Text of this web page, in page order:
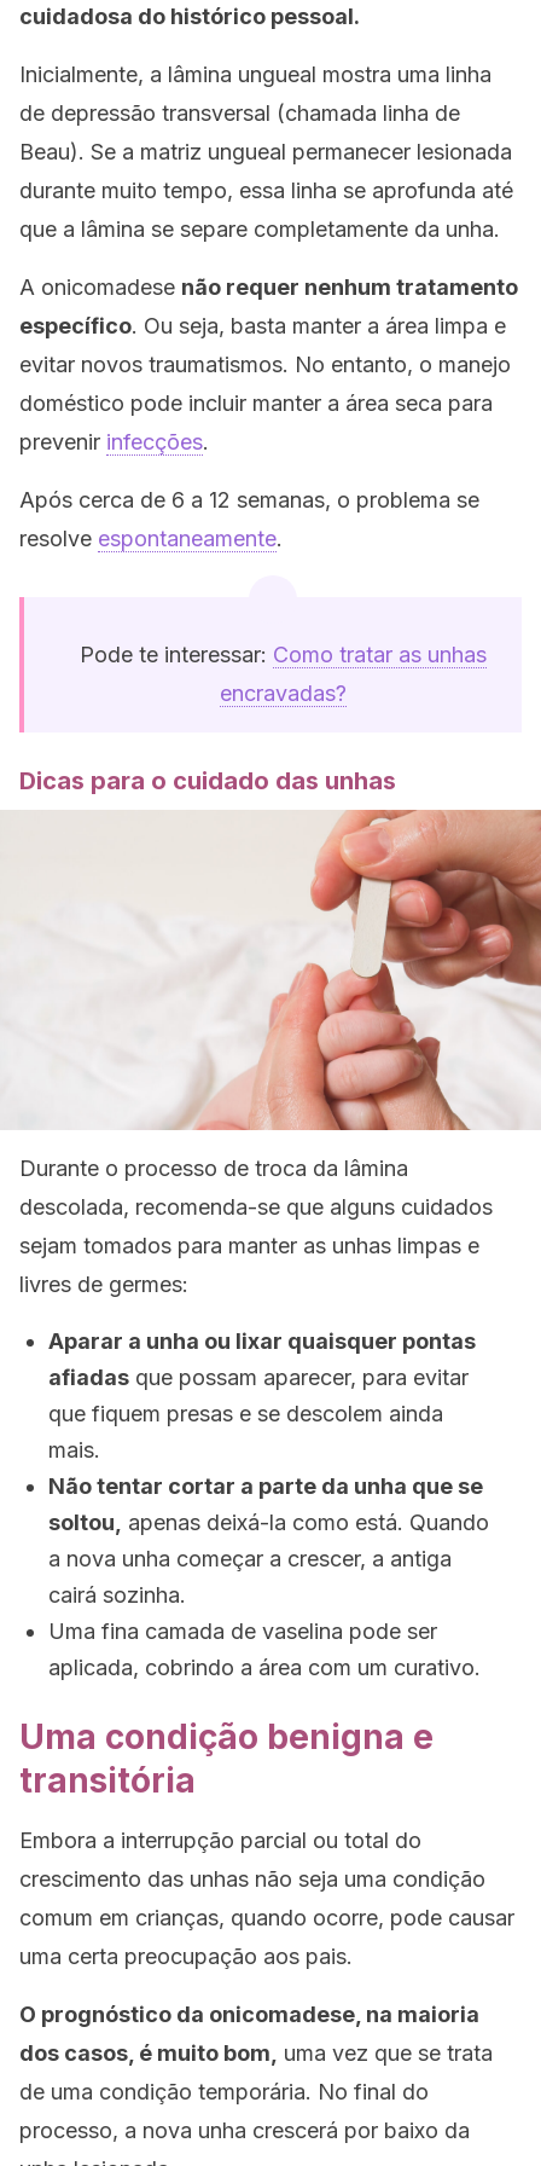
cuidadosa do histórico pessoal.
Inicialmente, a lâmina ungueal mostra uma linha
de depressão transversal (chamada linha de
Beau). Se a matriz ungueal permanecer lesionada
durante muito tempo, essa linha se aprofunda até
que a lâmina se separe completamente da unha.
A onicomadese não requer nenhum tratamento
específico. Ou seja, basta manter a área limpa e
evitar novos traumatismos. No entanto, o manejo
doméstico pode incluir manter a área seca para
prevenir infecções.
Após cerca de 6 a 12 semanas, o problema se
resolve espontaneamente.
Pode te interessar: Como tratar as unhas
encravadas?
Dicas para o cuidado das unhas
Durante o processo de troca da lâmina
descolada, recomenda-se que alguns cuidados
sejam tomados para manter as unhas limpas e
livres de germes:
Aparar a unha ou lixar quaisquer pontas
afiadas que possam aparecer, para evitar
que fiquem presas e se descolem ainda
mais.
Não tentar cortar a parte da unha que se
soltou,
apenas deixá-la como está. Quando
a nova unha começar a crescer, a antiga
cairá sozinha.
Uma fina camada de vaselina pode ser
aplicada, cobrindo a área com um curativo.
Uma condição benigna e
transitória
Embora a interrupção parcial ou total do
crescimento das unhas não seja uma condição
comum em crianças, quando ocorre, pode causar
uma certa preocupação aos pais.
O prognóstico da onicomadese, na maioria
dos casos, é muito bom,
uma vez que se trata
de uma condição temporária. No final do
processo, a nova unha crescerá por baixo da